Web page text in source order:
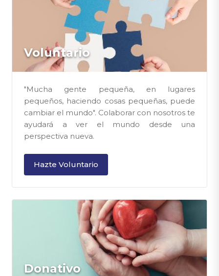
Voluntario
"Mucha gente pequeña, en lugares
pequeños, haciendo cosas pequeñas, puede
cambiar el mundo". Colaborar con nosotros te
ayudará a ver el mundo desde una
perspectiva nueva.
Hazte Voluntario
Donativo